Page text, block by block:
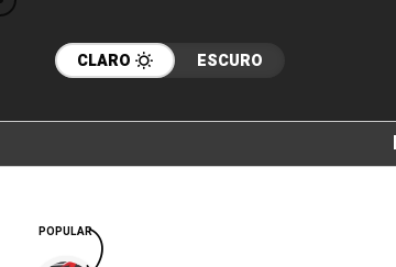
CLARO ESCURO
POPULAR